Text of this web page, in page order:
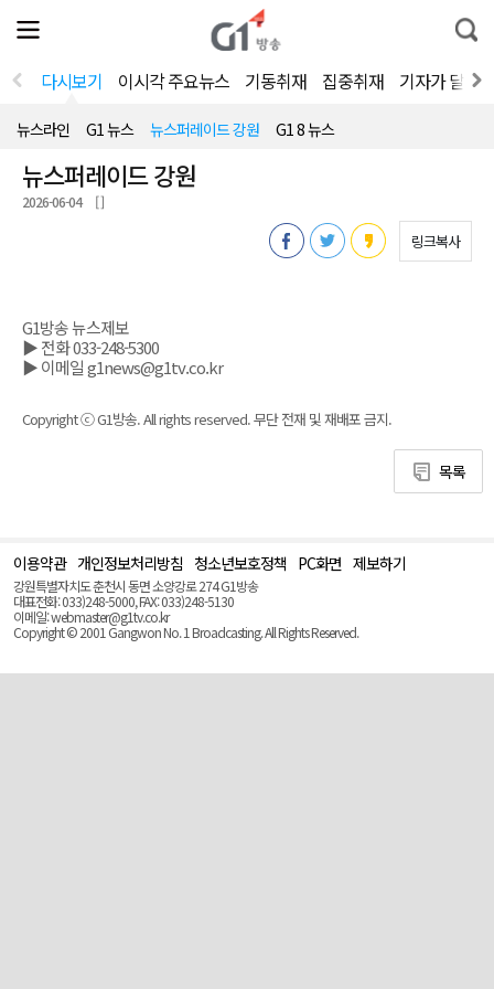
전
체
뉴
열
통
합
색
다시보기 이시각 주요뉴스 기동취재 집중취재 기자가 달려
뉴스라인 G1 뉴스 뉴스퍼레이드 강원 G1 8 뉴스
뉴스퍼레이드 강원
2026-06-04 [ ]
링크복사
G1방송 뉴스제보
▶ 전화 033-248-5300
▶ 이메일 g1news@g1tv.co.kr
Copyright ⓒ G1방송. All rights reserved. 무단 전재 및 재배포 금지.
목록
이용약관 개인정보처리방침 청소년보호정책 PC화면 제보하기
강원특별자치도 춘천시 동면 소양강로 274 G1방송
대표전화: 033)248-5000, FAX: 033)248-5130
이메일: webmaster@g1tv.co.kr
Copyright © 2001 Gangwon No. 1 Broadcasting. All Rights Reserved.